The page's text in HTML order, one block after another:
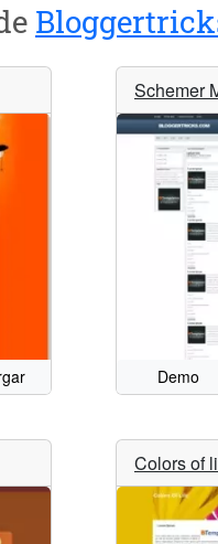
Schemer
Demo
Colors of